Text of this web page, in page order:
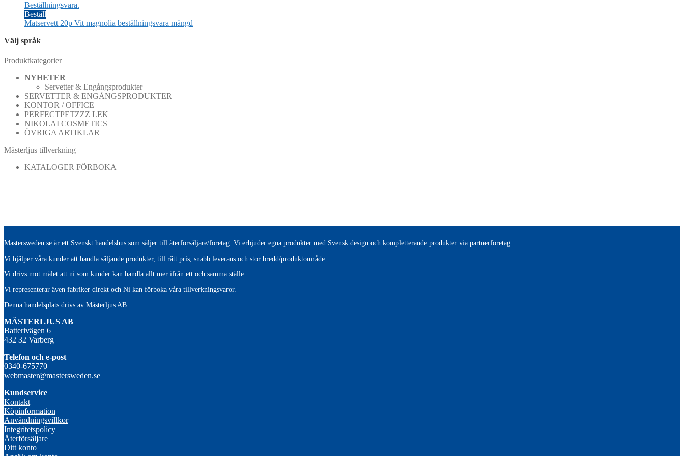
Beställningsvara.
Beställ
Matservett 20p Vit magnolia beställningsvara mängd
Välj språk
Produktkategorier
NYHETER
Servetter & Engångsprodukter
SERVETTER & ENGÅNGSPRODUKTER
KONTOR / OFFICE
PERFECTPETZZZ LEK
NIKOLAI COSMETICS
ÖVRIGA ARTIKLAR
Mästerljus tillverkning
KATALOGER FÖRBOKA
Mastersweden.se är ett Svenskt handelshus som säljer till återförsäljare/företag. Vi erbjuder egna produkter med Svensk design och kompletterande produkter via partnerföretag.
Vi hjälper våra kunder att handla säljande produkter, till rätt pris, snabb leverans och stor bredd/produktområde.
Vi drivs mot målet att ni som kunder kan handla allt mer ifrån ett och samma ställe.
Vi representerar även fabriker direkt och Ni kan förboka våra tillverkningsvaror.
Denna handelsplats drivs av Mästerljus AB.
MÄSTERLJUS AB
Batterivägen 6
432 32 Varberg
Telefon och e-post
0340-675770
webmaster@mastersweden.se
Kundservice
Kontakt
Köpinformation
Användningsvillkor
Integritetspolicy
Återförsäljare
Ditt konto